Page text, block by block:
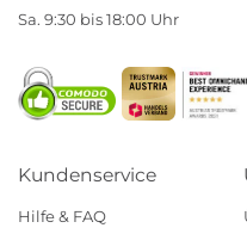
Sa. 9:30 bis 18:00 Uhr
Kundenservice
Hilfe & FAQ